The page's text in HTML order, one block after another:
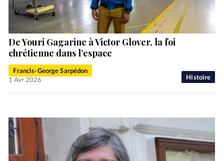
Histoire
De Youri Gagarine à Victor Glover, la foi
chrétienne dans l’espace
Francis-George Sarpédon
1 Avr 2026